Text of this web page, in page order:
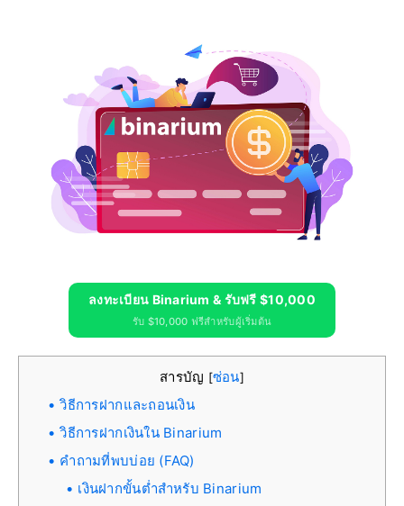
ลงทะเบียน Binarium & รับฟรี $10,000
รับ $10,000 ฟรีสำหรับผู้เริ่มต้น
สารบัญ [ซ่อน]
วิธีการฝากและถอนเงิน
วิธีการฝากเงินใน Binarium
คำถามที่พบบ่อย (FAQ)
เงินฝากขั้นต่ำสำหรับ Binarium